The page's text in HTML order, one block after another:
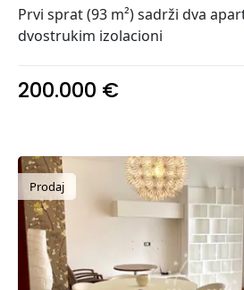
Prvi sprat (93 m²) sadrži dva
dvostrukim izolacioni
200.000 €
Prodaj